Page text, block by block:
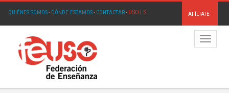
QUIÉNES SOMOS· DÓNDE ESTAMOS· CONTACTAR· USO.ES AFÍLIATE
Menú